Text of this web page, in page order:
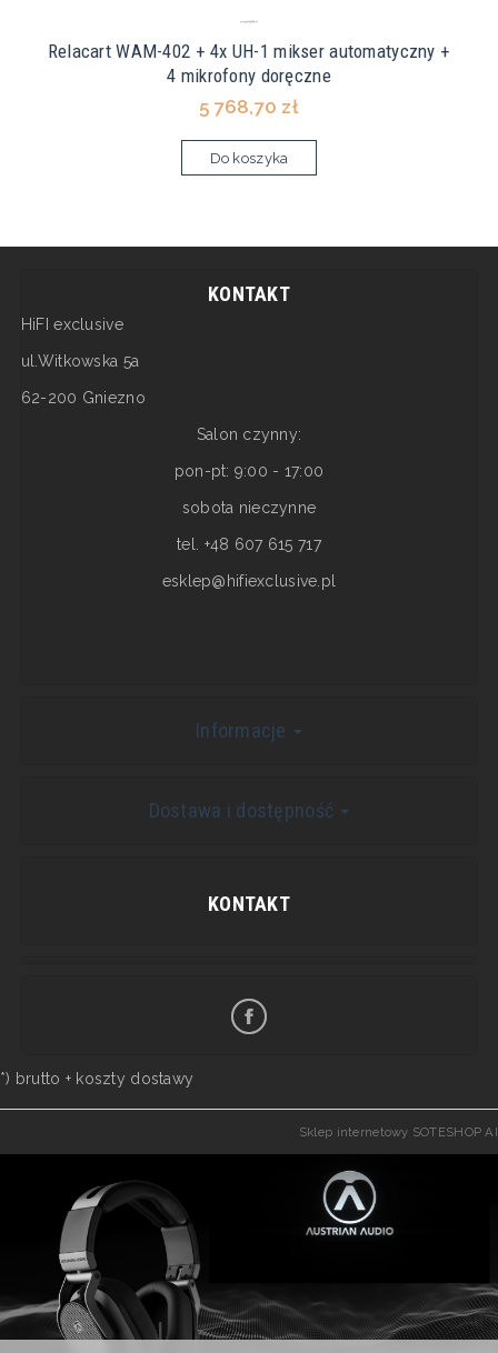
Relacart WAM-402 + 4x UH-1 mikser automatyczny +
4 mikrofony doręczne
5 768,70 zł
Do koszyka
KONTAKT
HiFI exclusive
ul.Witkowska 5a
62-200 Gniezno
Salon czynny:
pon-pt: 9:00 - 17:00
sobota nieczynne
tel. +48 607 615 717
esklep@hifiexclusive.pl
Informacje
Dostawa i dostępność
KONTAKT
*) brutto + koszty dostawy
Sklep internetowy SOTESHOP AI